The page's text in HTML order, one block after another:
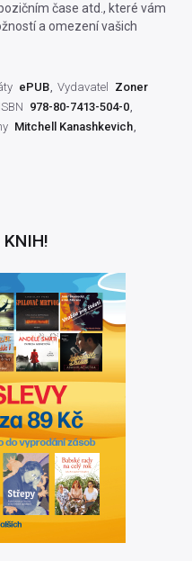
čase atd., které vám
a omezení vašich
ePUB Vydavatel
Zoner
ISBN 978-80-7413-504-0
Mitchell Kanashkevich
KNIH!